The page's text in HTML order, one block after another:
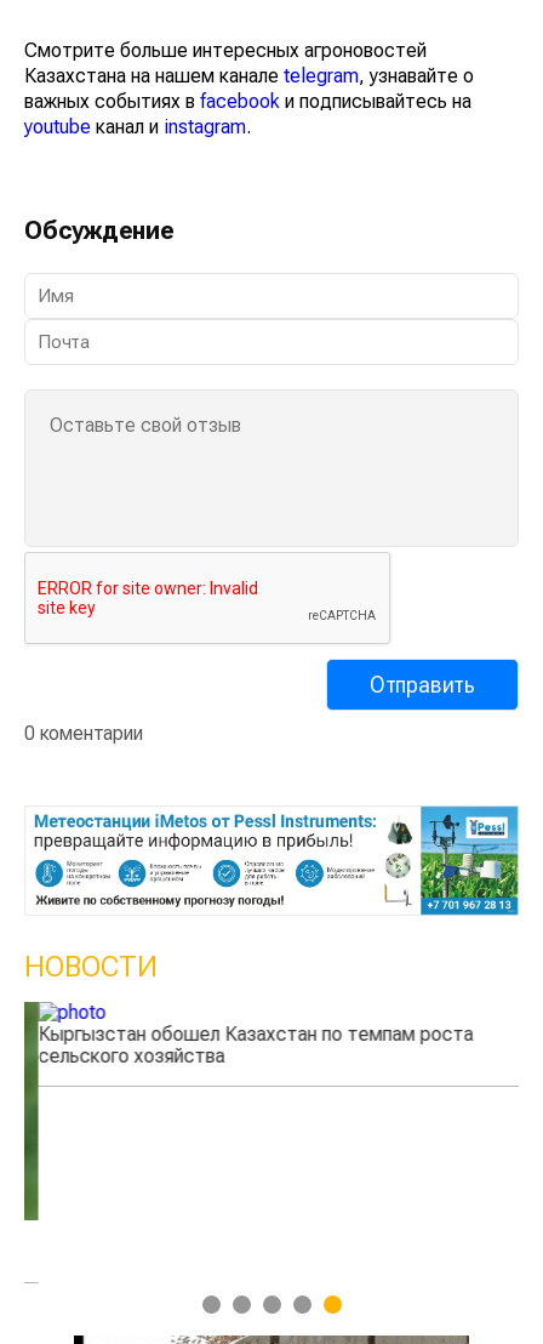
Смотрите больше интересных агроновостей
Казахстана на нашем канале telegram, узнавайте о
важных событиях в facebook и подписывайтесь на
youtube канал и instagram.
Обсуждение
0 коментарии
НОВОСТИ
Кыргызстан обошел Казахстан по темпам роста
сельского хозяйства
1 2 3 4 5